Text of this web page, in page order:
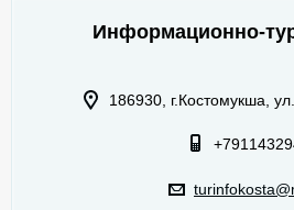
Информационно-
186930, г.Костомукша,